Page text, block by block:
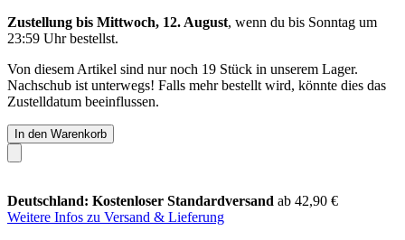
Zustellung bis Mittwoch, 12. August, wenn du bis Sonntag um
23:59 Uhrbestellst.
Von diesem Artikel sind nur noch 19 Stück in unserem Lager.
Nachschub ist unterwegs! Falls mehr bestellt wird, könnte dies das
Zustelldatum beeinflussen.
In den Warenkorb
Deutschland: Kostenloser Standardversand ab 42,90 €
Weitere Infos zu Versand & Lieferung